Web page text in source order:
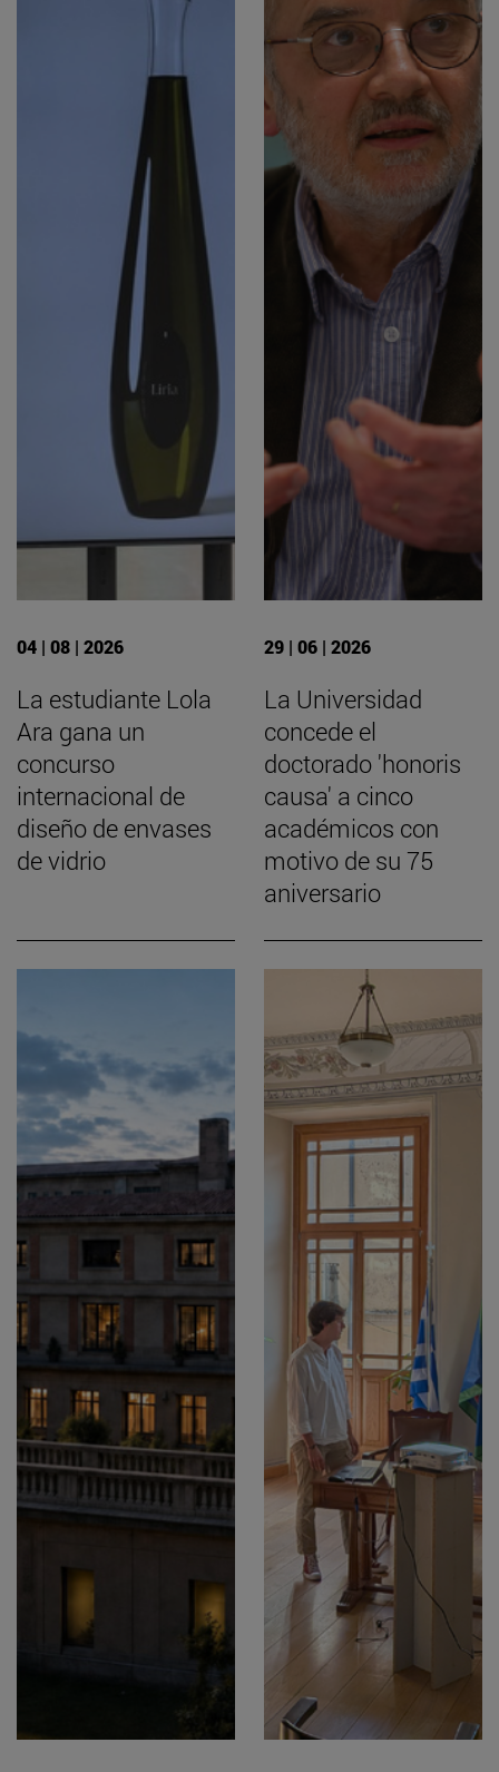
04 | 08 | 2026
La estudiante Lola
Ara gana un
concurso
internacional de
diseño de envases
de vidrio
29 | 06 | 2026
La Universidad
concede el
doctorado 'honoris
causa' a cinco
académicos con
motivo de su 75
aniversario